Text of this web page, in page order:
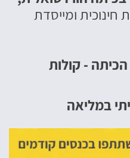
חינוכית ומייסדת
- קולות
במליאה